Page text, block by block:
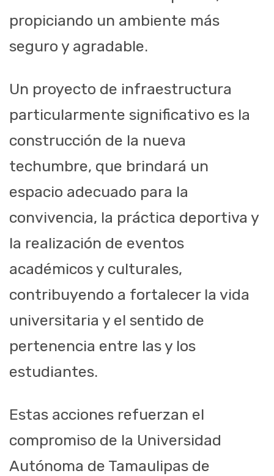
propiciando un ambiente más
seguro y agradable.
Un proyecto de infraestructura
particularmente significativo es la
construcción de la nueva
techumbre, que brindará un
espacio adecuado para la
convivencia, la práctica deportiva y
la realización de eventos
académicos y culturales,
contribuyendo a fortalecer la vida
universitaria y el sentido de
pertenencia entre las y los
estudiantes.
Estas acciones refuerzan el
compromiso de la Universidad
Autónoma de Tamaulipas de